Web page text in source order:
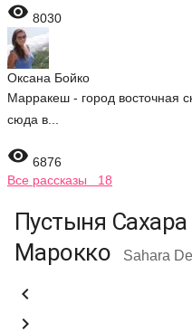
 8030
Оксана Бойко
Марракеш - город восточная
сюда в...
 6876
Все рассказы 18
Пустыня
Марокко
Sahara

